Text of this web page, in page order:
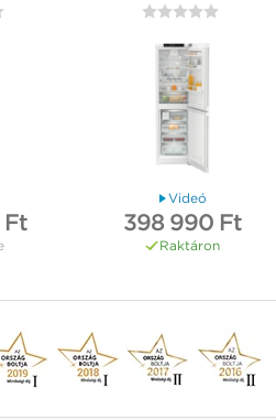
Ft
Videó
398 990 Ft
Raktáron